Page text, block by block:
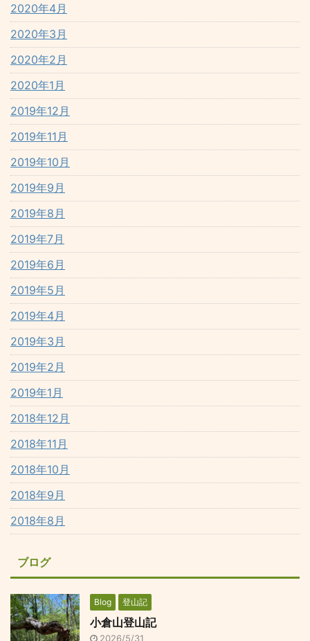
2020年4月
2020年3月
2020年2月
2020年1月
2019年12月
2019年11月
2019年10月
2019年9月
2019年8月
2019年7月
2019年6月
2019年5月
2019年4月
2019年3月
2019年2月
2019年1月
2018年12月
2018年11月
2018年10月
2018年9月
2018年8月
ブログ
Blog 登山記
小倉山登山記
2026/5/31